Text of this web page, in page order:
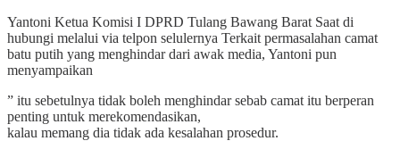
Yantoni Ketua Komisi I DPRD Tulang Bawang Barat Saat di
hubungi melalui via telpon selulernya Terkait permasalahan camat
batu putih yang menghindar dari awak media, Yantoni pun
menyampaikan
” itu sebetulnya tidak boleh menghindar sebab camat itu berperan
penting untuk merekomendasikan,
kalau memang dia tidak ada kesalahan prosedur.